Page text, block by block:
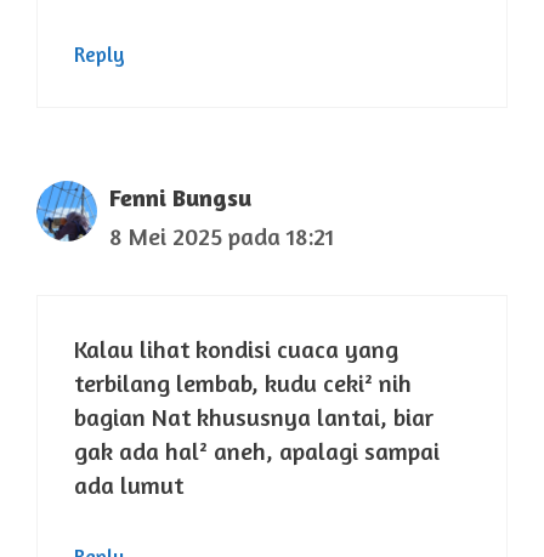
Reply
Fenni Bungsu
8 Mei 2025 pada 18:21
Kalau lihat kondisi cuaca yang
terbilang lembab, kudu ceki² nih
bagian Nat khususnya lantai, biar
gak ada hal² aneh, apalagi sampai
ada lumut